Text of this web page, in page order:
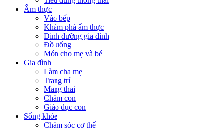
Ẩm thực
Vào bếp
Khám phá ẩm thực
Dinh dưỡng gia đình
Đồ uống
Món cho mẹ và bé
Gia đình
Làm cha mẹ
Trang trí
Mang thai
Chăm con
Giáo dục con
Sống khỏe
Chăm sóc cơ thể